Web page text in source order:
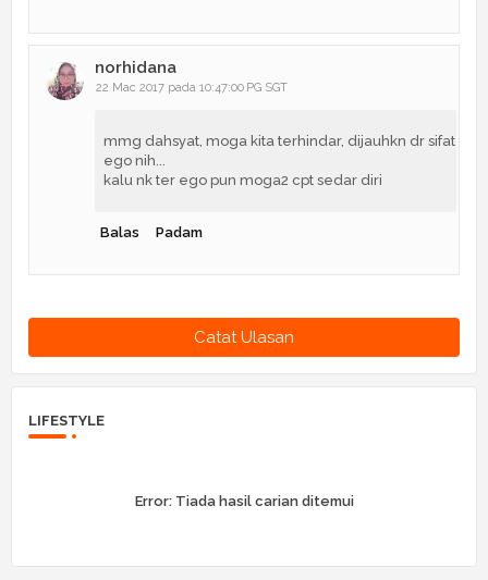
norhidana
22 Mac 2017 pada 10:47:00 PG SGT
mmg dahsyat, moga kita terhindar, dijauhkn dr sifat
ego nih...
kalu nk ter ego pun moga2 cpt sedar diri
Balas Padam
Catat Ulasan
LIFESTYLE
Error:Tiada hasil carian ditemui